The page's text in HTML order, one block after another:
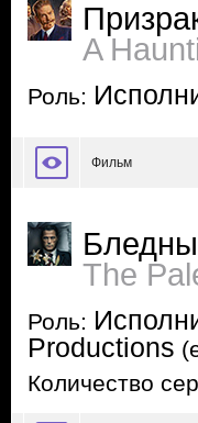
A
Роль:
Фильм
The
Роль:
Productions
Количество